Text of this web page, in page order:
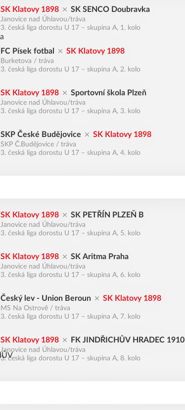
SK Klatovy 1898 SK SENCO Doubravka
Janovice nad Úhlavou/tráva
3. česká liga dorostu U 17 – skupina A, 1. kolo
FC Písek fotbal SK Klatovy 1898
Burketova / tráva
3. česká liga dorostu U 17 – skupina A, 2. kolo
SK Klatovy 1898 Sportovní škola Plzeň
Janovice nad Úhlavou/tráva
3. česká liga dorostu U 17 – skupina A, 3. kolo
SKP České Budějovice SK Klatovy 1898
SKP Č.Budějovice / tráva
3. česká liga dorostu U 17 – skupina A, 4. kolo
SK Klatovy 1898 SK PETŘÍN PLZEŇ B
Janovice nad Úhlavou/tráva
3. česká liga dorostu U 17 – skupina A, 5. kolo
SK Klatovy 1898 SK Aritma Praha
Janovice nad Úhlavou/tráva
3. česká liga dorostu U 17 – skupina A, 6. kolo
Český lev - Union Beroun SK Klatovy 1898
MS Na Ostrově / tráva
3. česká liga dorostu U 17 – skupina A, 7. kolo
SK Klatovy 1898 FK JINDŘICHŮV HRADEC 1910
Janovice nad Úhlavou/tráva
3. česká liga dorostu U 17 – skupina A, 8. kolo